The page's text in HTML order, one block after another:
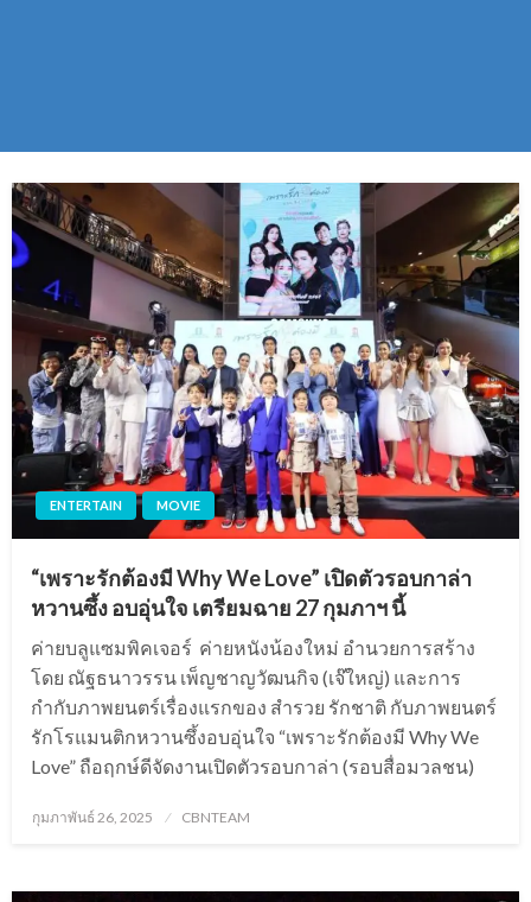
ENTERTAIN MOVIE
“เพราะรักต้องมี Why We Love” เปิดตัวรอบกาล่า
หวานซึ้ง อบอุ่นใจ เตรียมฉาย 27 กุมภาฯ นี้
ค่ายบลูแซมพิคเจอร์ ค่ายหนังน้องใหม่ อำนวยการสร้าง
โดย ณัฐธนาวรรน เพ็ญชาญวัฒนกิจ (เจ๊ใหญ่) และการ
กำกับภาพยนตร์เรื่องแรกของ สำรวย รักชาติ กับภาพยนตร์
รักโรแมนติกหวานซึ้งอบอุ่นใจ “เพราะรักต้องมี Why We
Love” ถือฤกษ์ดีจัดงานเปิดตัวรอบกาล่า (รอบสื่อมวลชน)
Posted
กุมภาพันธ์ 26, 2025 CBNTEAM